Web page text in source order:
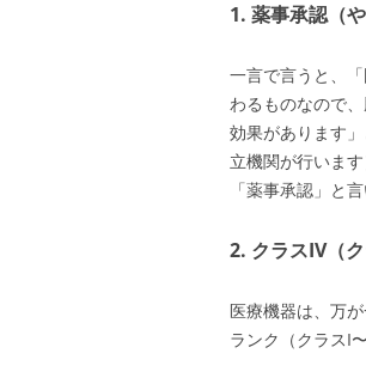
1. 薬事承認（
一言で言うと、
わるものなので
効果があります
立機関が行いま
「薬事承認」と言
2. クラスIV（
医療機器は、万
ランク（クラスI